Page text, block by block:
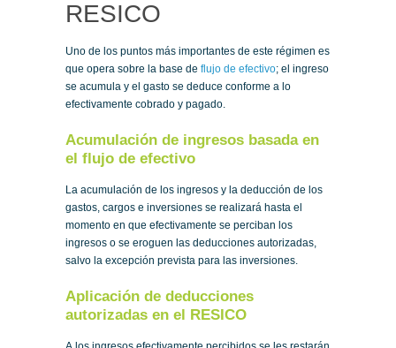
RESICO
Uno de los puntos más importantes de este régimen es
que opera sobre la base de flujo de efectivo; el ingreso
se acumula y el gasto se deduce conforme a lo
efectivamente cobrado y pagado.
Acumulación de ingresos basada en
el flujo de efectivo
La acumulación de los ingresos y la deducción de los
gastos, cargos e inversiones se realizará hasta el
momento en que efectivamente se perciban los
ingresos o se eroguen las deducciones autorizadas,
salvo la excepción prevista para las inversiones.
Aplicación de deducciones
autorizadas en el RESICO